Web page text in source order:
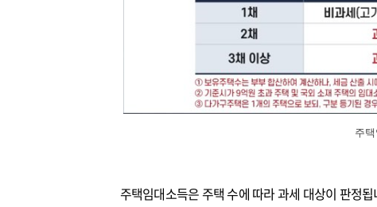
주
주택임대소득은 주택 수에 따라 과세 대상이 판정